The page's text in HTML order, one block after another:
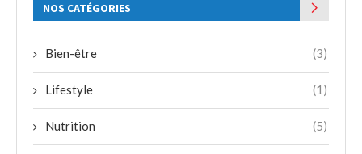
NOS CATÉGORIES
Bien-être (3)
Lifestyle (1)
Nutrition (5)